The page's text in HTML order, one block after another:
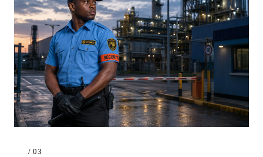
/ 03